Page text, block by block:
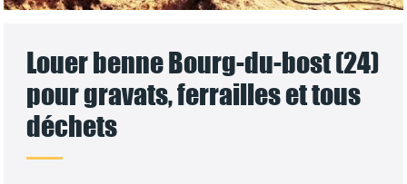
Louer benne Bourg-du-bost (24)
pour gravats, ferrailles et tous
déchets